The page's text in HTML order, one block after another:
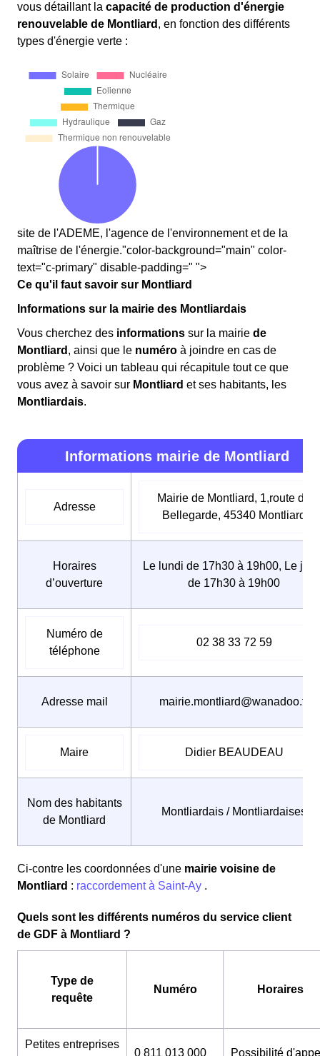
vous détaillant la capacité de production d'énergie
renouvelable de Montliard , en fonction des différents
types d'énergie verte :
site de l'ADEME, l'agence de l'environnement et de la
maîtrise de l'énergie."color-background="main" color-
text="c-primary" disable-padding=" ">
Ce qu'il faut savoir sur Montliard
Informations sur la mairie des Montliardais
Vous cherchez des informations sur la mairie de
Montliard , ainsi que le numéro à joindre en cas de
problème ? Voici un tableau qui récapitule tout ce que
vous avez à savoir sur Montliard et ses habitants, les
Montliardais.
Informations mairie de Montliard
Adresse
Mairie de Montliard, 1,route de
Bellegarde, 45340 Montliard
Horaires
d’ouverture
Le lundi de 17h30 à 19h00, Le
de 17h30 à 19h00
Numéro de
téléphone
02 38 33 72 59
Adresse mail mairie.montliard@wanadoo.fr
Maire Didier BEAUDEAU
Nom des habitants
de Montliard
Montliardais / Montliardaises
Ci-contre les coordonnées d'une mairie voisine de
Montliard : raccordement à Saint-Ay .
Quels sont les différents numéros du service client
de GDF à Montliard ?
Type de
requête
Numéro Horaires
Petites entreprises
0 811 013 000 Possibilité